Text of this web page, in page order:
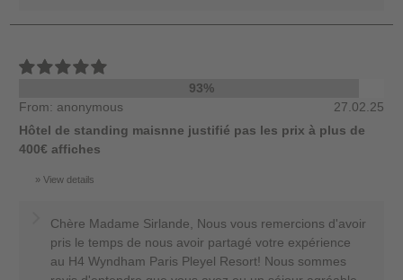
93%
From: anonymous
27.02.25
Hôtel de standing maisnne justifié pas les prix à plus de
400€ affiches
View details
Chère Madame Sirlande, Nous vous remercions d'avoir
pris le temps de nous avoir partagé votre expérience
au H4 Wyndham Paris Pleyel Resort! Nous sommes